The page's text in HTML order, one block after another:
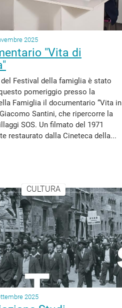
2025
"Vita di
del Festival della famiglia è stato
pomeriggio presso la
Famiglia il documentario “Vita in
Santini, che ripercorre la
SOS. Un filmato del 1971
restaurato dalla Cineteca della...
CULTURA
2025